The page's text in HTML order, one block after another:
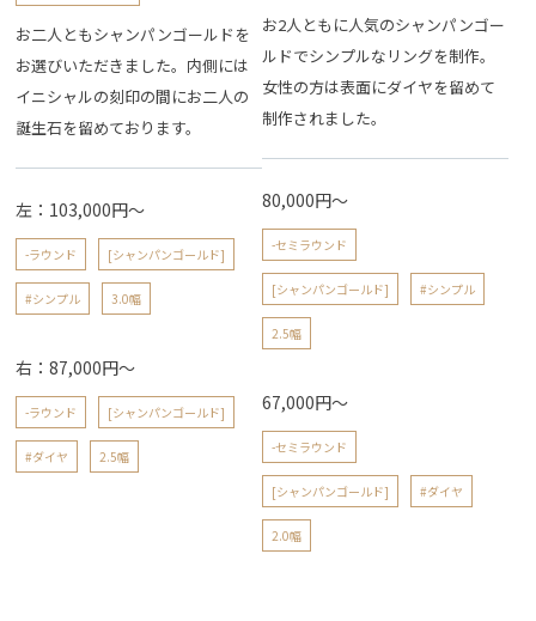
お二人ともシャンパンゴールドを
お選びいただきました。内側には
イニシャルの刻印の間にお二人の
誕生石を留めております。
左：103,000円～
-ラウンド [シャンパンゴールド]
#シンプル 3.0幅
右：87,000円～
-ラウンド [シャンパンゴールド]
#ダイヤ 2.5幅
お2人ともに人気のシャンパンゴー
ルドでシンプルなリングを制作。
女性の方は表面にダイヤを留めて
制作されました。
80,000円～
-セミラウンド
[シャンパンゴールド] #シンプル
2.5幅
67,000円～
-セミラウンド
[シャンパンゴールド] #ダイヤ
2.0幅